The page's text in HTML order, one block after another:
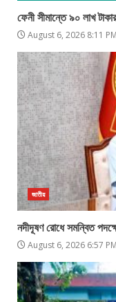
ফেনী সীমান্তে ৯০ লাখ
August 6, 2026 8:11 PM
জাতীয়
নদীদূষণ রোধে সমন্বিত
August 6, 2026 6:57 PM